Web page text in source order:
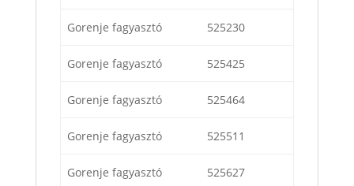
Gorenje fagyasztó 525230
Gorenje fagyasztó 525425
Gorenje fagyasztó 525464
Gorenje fagyasztó 525511
Gorenje fagyasztó 525627